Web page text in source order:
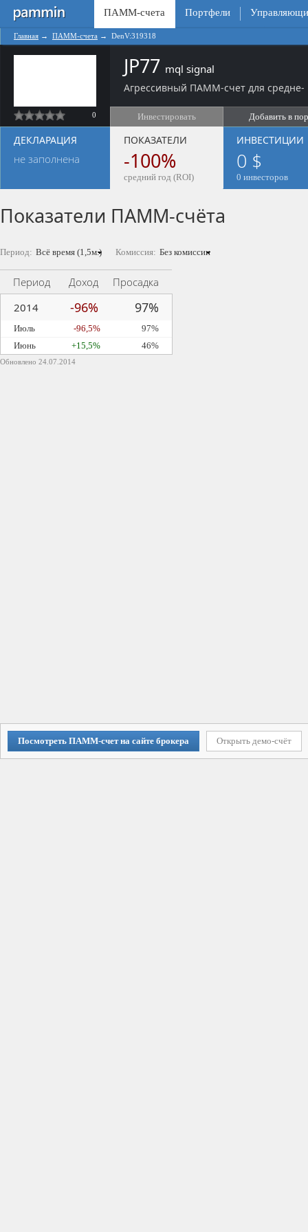
ПАММ-счета Портфели
Главная → ПАММ-счета → DenV:319318
0
JP77 mql signal
Агрессивный ПАММ-счет для средне-
Инвестировать Добавить в
ДЕКЛАРАЦИЯ
не заполнена
ПОКАЗАТЕЛИ
-100%
средний год (ROI)
ИНВЕСТИЦИИ
0 $
0 инвесторов
Показатели ПАММ-счёта
Период: Комиссия:
Обновлено 24.07.2014
Период Доход
Просадка
2014
-96% 97%
Июль -96,5%
97%
Июнь
+15,5% 46%
Посмотреть ПАММ-счет на сайте брокера Открыть демо-счёт